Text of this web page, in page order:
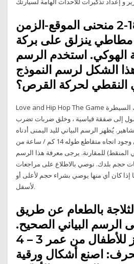
يبين الشكل 18-2 منحنى الموقع-الزمن
ينزلق على بركة
الهوكي. استخدم الرسم
الشكل لرسم النموذج
النقطي لحركة القرص؟
Love and Hip Hop The Game هي لعبة مجانية حيث يمكنك السيطرة
إلى صفقة قياسية ، وخلق ضربات تضرب
يُظهر الرسم البياني لليد اليمنى أدناه
أيضًا التسليم بدون دوران في وجود اتجاه متقاطع طوله 14 كم / ساعة من
المنقط) للمقارنة. يرجى معرفة هذا الرسم
حجم بلدك. نوصي بالاطلاع على مراجعات
إذا كان أي منها يوصي بشراء حجم لأعلى أو
لأسفل.
الثلاجة بالطعام عن طريق
الرسم البياني الصحيح.
ألعاب ألغاز للأطفال من عمر 3 – 4
اصنع أشكال ورقية